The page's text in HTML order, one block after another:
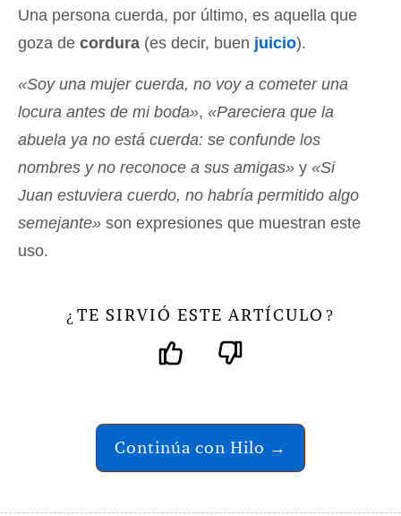
Una persona cuerda, por último, es aquella que
goza de cordura (es decir, buen juicio).
«Soy una mujer cuerda, no voy a cometer una
locura antes de mi boda», «Pareciera que la
abuela ya no está cuerda: se confunde los
nombres y no reconoce a sus amigas» y «Si
Juan estuviera cuerdo, no habría permitido algo
semejante» son expresiones que muestran este
uso.
¿ TE SIRVIÓ ESTE ARTÍCULO ?
Continúa con Hilo →